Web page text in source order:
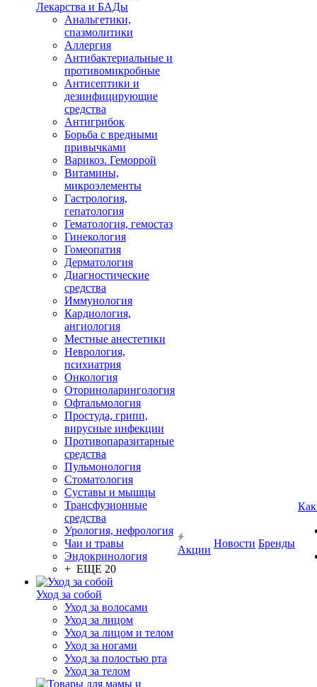
Лекарства и БАДы
Анальгетики,
спазмолитики
Аллергия
Антибактериальные и
противомикробные
Антисептики и
дезинфицирующие
средства
Антигрибок
Борьба с вредными
привычками
Варикоз. Геморрой
Витамины,
микроэлементы
Гастрология,
гепатология
Гематология, гемостаз
Гинекология
Гомеопатия
Дерматология
Диагностические
средства
Иммунология
Кардиология,
ангиология
Местные анестетики
Неврология,
психиатрия
Онкология
Оториноларингология
Офтальмология
Простуда, грипп,
вирусные инфекции
Противопаразитарные
средства
Пульмонология
Стоматология
Суставы и мышцы
Трансфузионные
средства
Урология, нефрология
Чаи и травы
Эндокринология
+ ЕЩЕ 20
Уход за собой
Уход за волосами
Уход за лицом
Уход за лицом и телом
Уход за ногами
Уход за полостью рта
Уход за телом
Акции
Новости Бренды